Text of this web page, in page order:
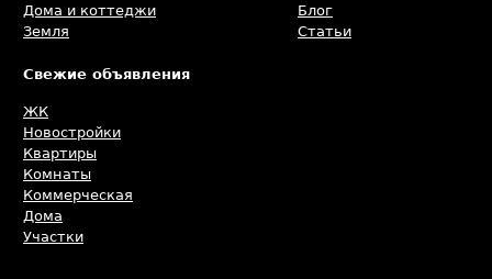
Дома и коттеджи
Земля
Блог
Статьи
Свежие объявления
ЖК
Новостройки
Квартиры
Комнаты
Коммерческая
Дома
Участки